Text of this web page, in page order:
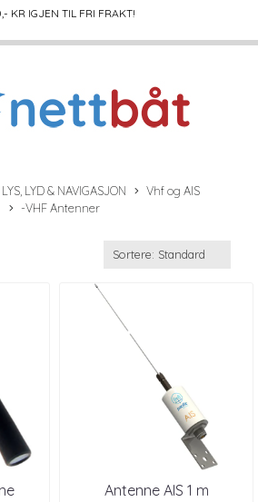
,- KR IGJEN TIL FRI FRAKT!
LYD & NAVIGASJON
Vhf og AIS
-VHF Antenner
Antenne AIS 1 m